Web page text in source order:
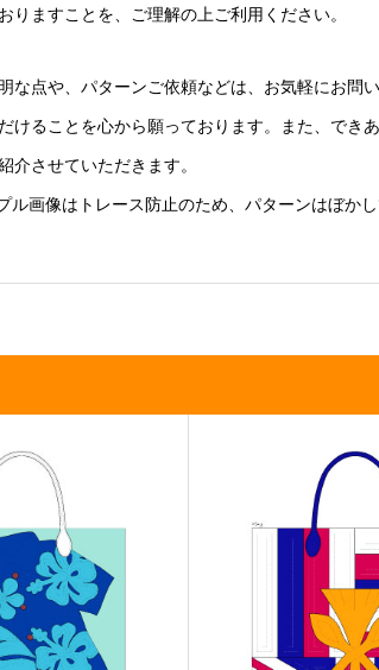
りますことを、ご理解の上ご利用ください。
な点や、パターンご依頼などは、お気軽にお問
けることを心から願っております。また、でき
介させていただきます。
ル画像はトレース防止のため、パターンはぼかし